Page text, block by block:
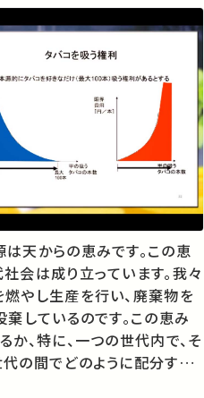
天からの恵みです。この恵
会は成り立っています。我々
やし生産を行い、廃棄物を
棄しているのです。この恵み
か、特に、一つの世代内で、そ
の間でどのように配分する
現代社会にとって最も重要な